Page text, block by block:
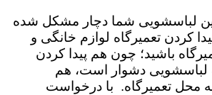
لباسشویی شما دچار مشکل شده
کردن تعمیرگاه لوازم خانگی و
باشید؛ چون هم پیدا کردن
لباسشویی دشوار است، هم
محل تعمیرگاه. با درخواست